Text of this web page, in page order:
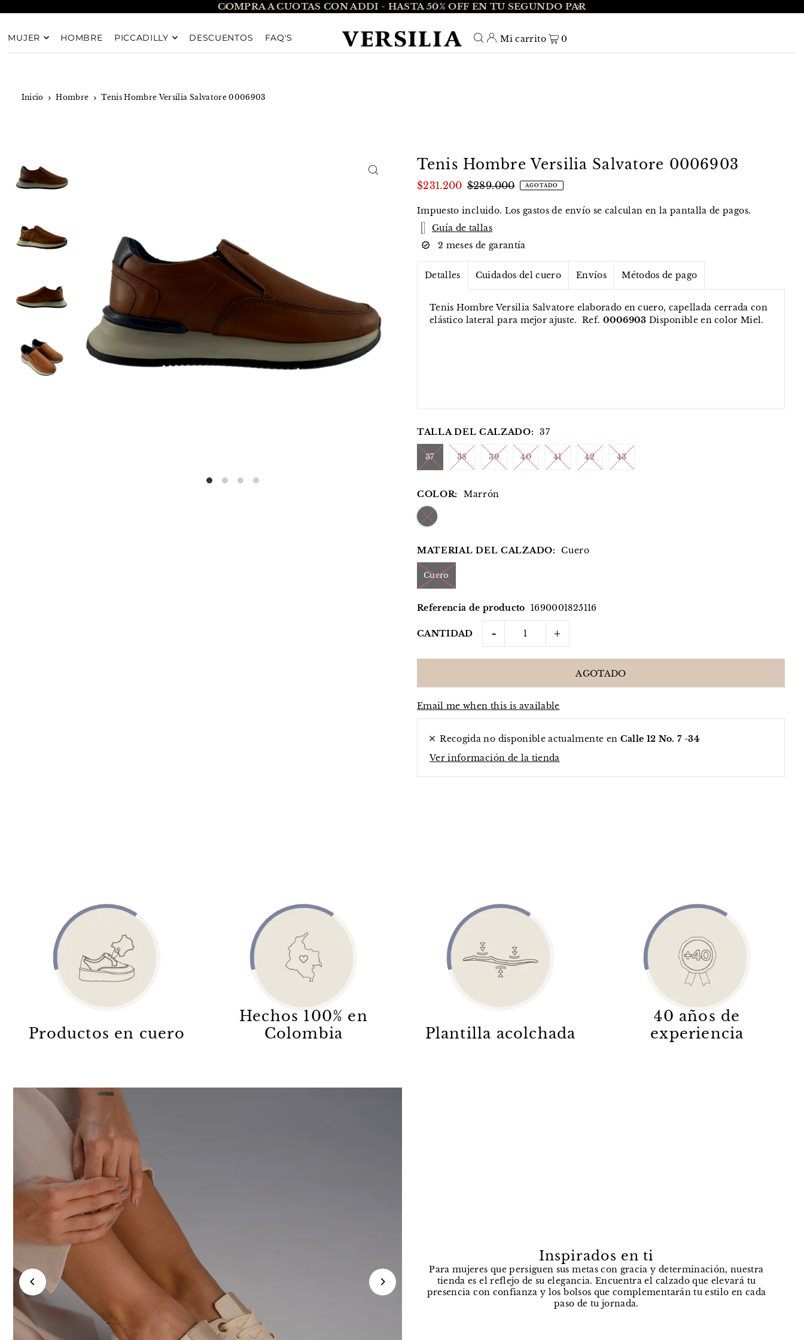
TRANSLATION MISSING: ES.ACCESSIBILITY.SKIP_TO_TEXT
COMPRA A CUOTAS CON ADDI - HASTA 50% OFF EN TU SEGUNDO PAR
MUJER HOMBRE PICCADILLY DESCUENTOS FAQ'S Mi carrito 0
Inicio Hombre Tenis Hombre Versilia Salvatore 0006903
Tenis Hombre Versilia Salvatore 0006903
$231.200 $289.000 AGOTADO
Impuesto incluido. Los gastos de envío se calculan en la pantalla de pagos.
Guía de tallas
2 meses de garantía
Detalles Cuidados del cuero Envíos Métodos de pago
Tenis Hombre Versilia Salvatore elaborado en cuero, capellada cerrada con
elástico lateral para mejor ajuste. Ref. 0006903 Disponible en color Miel.
TALLA DEL CALZADO: 37
37 38 39 40 41 42 43
COLOR: Marrón
MATERIAL DEL CALZADO: Cuero
Cuero
Referencia de producto 1690001825116
CANTIDAD - +
Email me when this is available
Recogida no disponible actualmente en Calle 12 No. 7 -34
Ver información de la tienda
Productos en cuero
Hechos 100% en
Colombia
Plantilla acolchada
40 años de
experiencia
Inspirados en ti
Para mujeres que persiguen sus metas con gracia y determinación, nuestra
tienda es el reflejo de su elegancia. Encuentra el calzado que elevará tu
presencia con confianza y los bolsos que complementarán tu estilo en cada
paso de tu jornada.